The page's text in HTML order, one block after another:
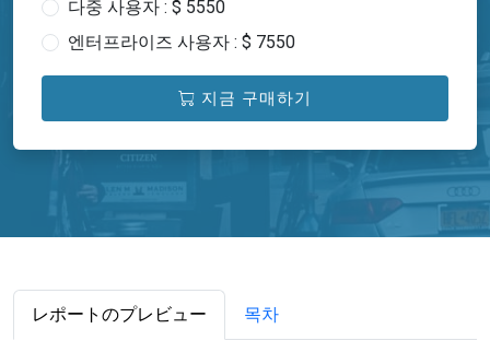
다중 사용자 : $ 5550
엔터프라이즈 사용자 : $ 7550
지금 구매하기
レポートのプレビュー 목차